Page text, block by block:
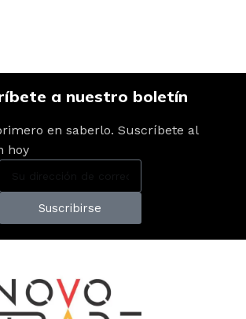
a nuestro boletín
en saberlo. Suscríbete al
hoy
Suscribirse